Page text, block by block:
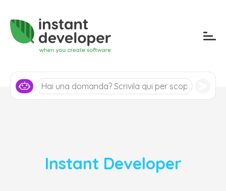
Instant Developer